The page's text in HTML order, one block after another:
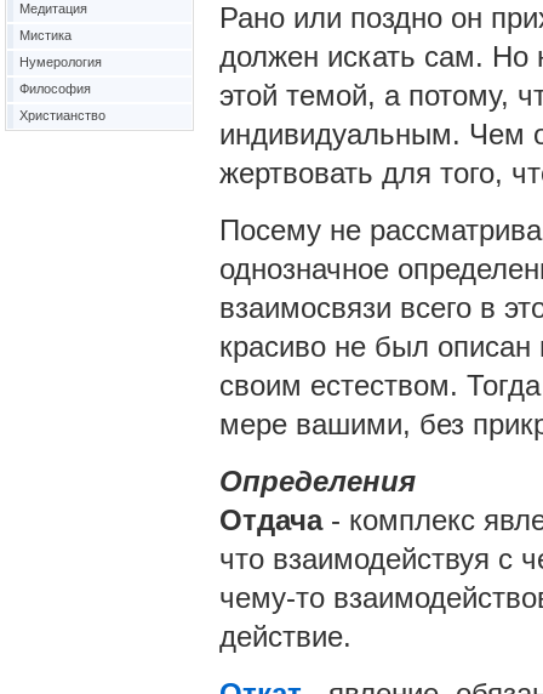
Рано или поздно он
должен искать сам. Но
этой темой, а потому,
индивидуальным. Чем
жертвовать для того,
Посему не
однозначное
взаимосвязи всего в
красиво не был описан
своим естеством.
мере вашими, без
Определения
Отдача - комплекс
что взаимодействуя с
чему-то
действие.
Медитация
Мистика
Нумерология
Философия
Христианство